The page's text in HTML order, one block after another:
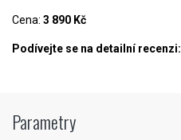
Cena: 3 890 Kč
Podívejte se na detailní recenzi:
Parametry